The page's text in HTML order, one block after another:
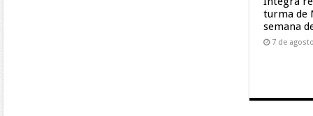
turma de
semana
7 de